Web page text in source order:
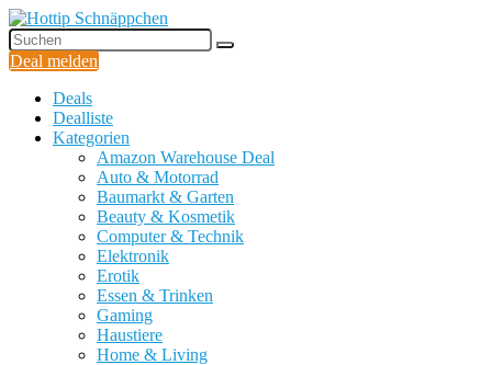
Deal melden
Deals
Dealliste
Kategorien
Amazon Warehouse Deal
Auto & Motorrad
Baumarkt & Garten
Beauty & Kosmetik
Computer & Technik
Elektronik
Erotik
Essen & Trinken
Gaming
Haustiere
Home & Living